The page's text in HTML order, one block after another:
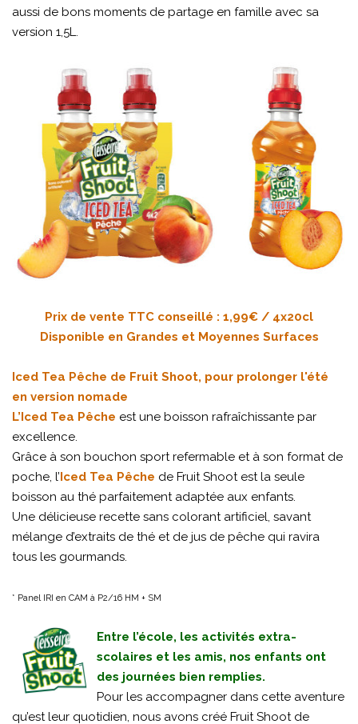
aussi de bons moments de partage en famille avec sa
version 1,5L.
Prix de vente TTC conseillé : 1,99€ / 4x20cl
Disponible en Grandes et Moyennes Surfaces
Iced Tea Pêche de Fruit Shoot, pour prolonger l'été
en version nomade
L’Iced Tea Pêche est une boisson rafraîchissante par
excellence.
Grâce à son bouchon sport refermable et à son format de
poche, l’ Iced Tea Pêche de Fruit Shoot est la seule
boisson au thé parfaitement adaptée aux enfants.
Une délicieuse recette sans colorant artificiel, savant
mélange d’extraits de thé et de jus de pêche qui ravira
tous les gourmands.
* Panel IRI en CAM à P2/16 HM + SM
Entre l’école, les activités extra-
scolaires et les amis, nos enfants ont
des journées bien remplies.
Pour les accompagner dans cette aventure
qu’est leur quotidien, nous avons créé Fruit Shoot de